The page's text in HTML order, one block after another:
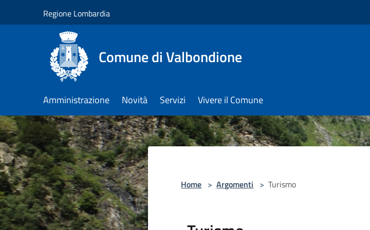
Regione Lombardia
Comune di Valbondione
Amministrazione Novità Servizi Vivere il Comune
Home > Argomenti > Turismo